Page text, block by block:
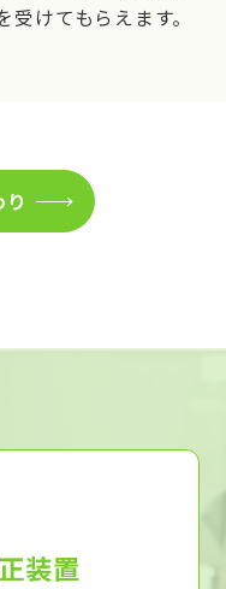
けてもらえます。
装置